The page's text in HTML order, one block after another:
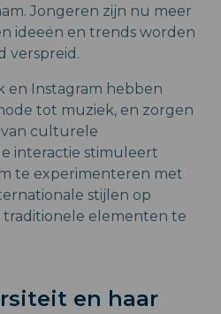
Jongeren zijn nu meer
ideeën en trends worden
verspreid.
en Instagram hebben
tot muziek, en zorgen
culturele
interactie stimuleert
te experimenteren met
stijlen op
elementen te
en haar